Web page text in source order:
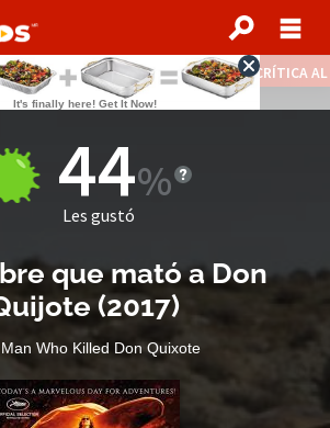
GRATIS NOTICIAS DESTACADAS CRÍTICA
44
Les gustó
que mató a Don
(2017)
Who Killed Don Quixote